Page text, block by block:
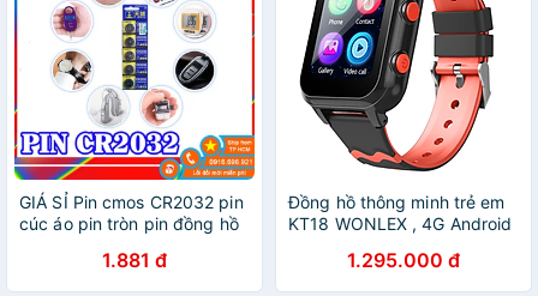
GIÁ SỈ Pin cmos CR2032 pin
cúc áo pin tròn pin đồng hồ
1.881 đ
Đồng hồ thông minh trẻ em
KT18 WONLEX , 4G Android
1.295.000 đ